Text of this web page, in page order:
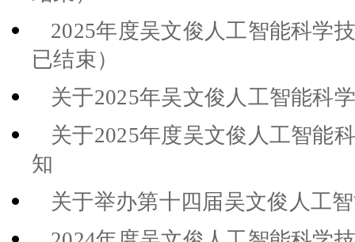
2025年度吴文俊人工智能科学
已结束）
关于2025年吴文俊人工智能科
关于2025年度吴文俊人工智能
知
关于举办第十四届吴文俊人工